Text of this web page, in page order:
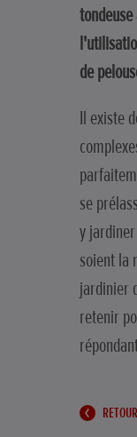
de
Il existe
se
y
soient la
jardinier
retenir